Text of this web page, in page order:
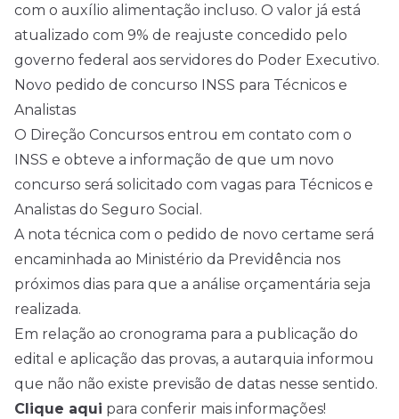
com o auxílio alimentação incluso. O valor já está
atualizado com 9% de reajuste concedido pelo
governo federal aos servidores do Poder Executivo.
Novo pedido de concurso INSS para Técnicos e
Analistas
O Direção Concursos entrou em contato com o
INSS e obteve a informação de que um novo
concurso será solicitado com vagas para Técnicos e
Analistas do Seguro Social.
A nota técnica com o pedido de novo certame será
encaminhada ao Ministério da Previdência nos
próximos dias para que a análise orçamentária seja
realizada.
Em relação ao cronograma para a publicação do
edital e aplicação das provas, a autarquia informou
que não não existe previsão de datas nesse sentido.
Clique aqui para conferir mais informações!